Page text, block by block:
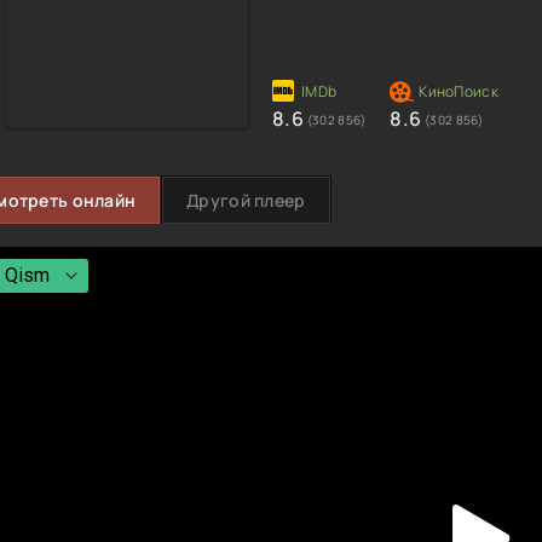
8.6 (302 856) 8.6 (302 856)
онлайн Другой плеер
Qism